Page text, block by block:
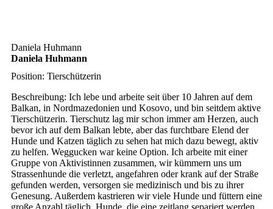
Daniela Huhmann
Daniela Huhmann
Position: Tierschützerin
Beschreibung: Ich lebe und arbeite seit über 10 Jahren auf dem
Balkan, in Nordmazedonien und Kosovo, und bin seitdem aktive
Tierschützerin. Tierschutz lag mir schon immer am Herzen, auch
bevor ich auf dem Balkan lebte, aber das furchtbare Elend der
Hunde und Katzen täglich zu sehen hat mich dazu bewegt, aktiv
zu helfen. Weggucken war keine Option. Ich arbeite mit einer
Gruppe von Aktivistinnen zusammen, wir kümmern uns um
Strassenhunde die verletzt, angefahren oder krank auf der Straße
gefunden werden, versorgen sie medizinisch und bis zu ihrer
Genesung. Außerdem kastrieren wir viele Hunde und füttern eine